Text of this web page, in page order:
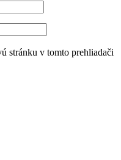
stránku v tomto prehliadači